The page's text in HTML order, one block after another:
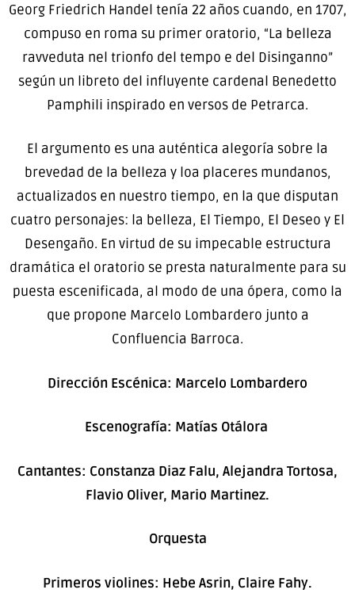
Georg Friedrich Handel tenía 22 años cuando, en 1707,
compuso en roma su primer oratorio, “La belleza
ravveduta nel trionfo del tempo e del Disinganno”
según un libreto del influyente cardenal Benedetto
Pamphili inspirado en versos de Petrarca.
El argumento es una auténtica alegoría sobre la
brevedad de la belleza y loa placeres mundanos,
actualizados en nuestro tiempo, en la que disputan
cuatro personajes: la belleza, El Tiempo, El Deseo y El
Desengaño. En virtud de su impecable estructura
dramática el oratorio se presta naturalmente para su
puesta escenificada, al modo de una ópera, como la
que propone Marcelo Lombardero junto a
Confluencia Barroca.
Dirección Escénica: Marcelo Lombardero
Escenografía: Matías Otálora
Cantantes: Constanza Diaz Falu, Alejandra Tortosa,
Flavio Oliver, Mario Martinez.
Orquesta
Primeros violines: Hebe Asrin, Claire Fahy.